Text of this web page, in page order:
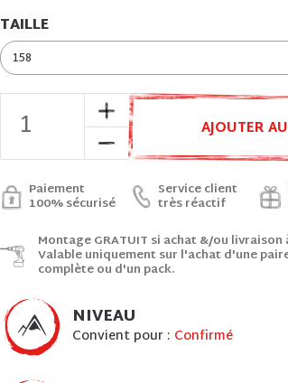
TAILLE
158
AJOUTER
Paiement
100% sécurisé
Service client
très réactif
Montage GRATUIT si achat &/ou livraison
Valable uniquement sur l'achat d'une
complète ou d'un pack.
NIVEAU
Convient pour : Confirmé